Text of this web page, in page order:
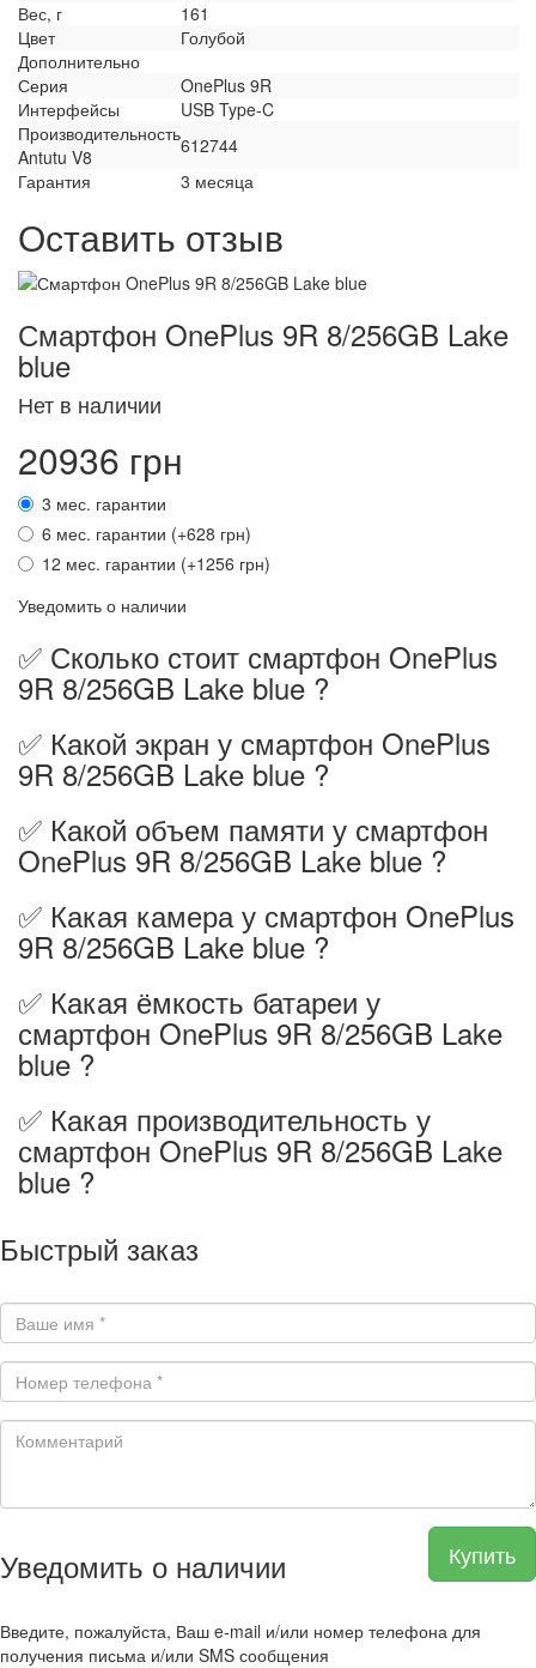
Вес, г
161
Цвет
Голубой
Дополнительно
Серия
OnePlus 9R
Интерфейсы
USB Type-C
Производительность
Antutu V8
612744
Гарантия
3 месяца
Оставить отзыв
Смартфон OnePlus 9R 8/256GB Lake
blue
Нет в наличии
20936 грн
3 мес. гарантии
6 мес. гарантии (+628 грн)
12 мес. гарантии (+1256 грн)
Уведомить о наличии
✅ Сколько стоит смартфон OnePlus
9R 8/256GB Lake blue ?
✅ Какой экран у смартфон OnePlus
9R 8/256GB Lake blue ?
✅ Какой объем памяти у смартфон
OnePlus 9R 8/256GB Lake blue ?
✅ Какая камера у смартфон OnePlus
9R 8/256GB Lake blue ?
✅ Какая ёмкость батареи у
смартфон OnePlus 9R 8/256GB Lake
blue ?
✅ Какая производительность у
смартфон OnePlus 9R 8/256GB Lake
blue ?
Быстрый заказ
Купить
Уведомить о наличии
Введите, пожалуйста, Ваш e-mail и/или номер телефона для
получения письма и/или SMS сообщения